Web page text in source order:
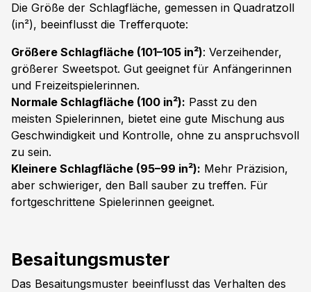
Die Größe der Schlagfläche, gemessen in Quadratzoll
(in²), beeinflusst die Trefferquote:
Größere Schlagfläche (101–105 in²): Verzeihender,
größerer Sweetspot. Gut geeignet für Anfängerinnen
und Freizeitspielerinnen.
Normale Schlagfläche (100 in²): Passt zu den
meisten Spielerinnen, bietet eine gute Mischung aus
Geschwindigkeit und Kontrolle, ohne zu anspruchsvoll
zu sein.
Kleinere Schlagfläche (95–99 in²): Mehr Präzision,
aber schwieriger, den Ball sauber zu treffen. Für
fortgeschrittene Spielerinnen geeignet.
Besaitungsmuster
Das Besaitungsmuster beeinflusst das Verhalten des